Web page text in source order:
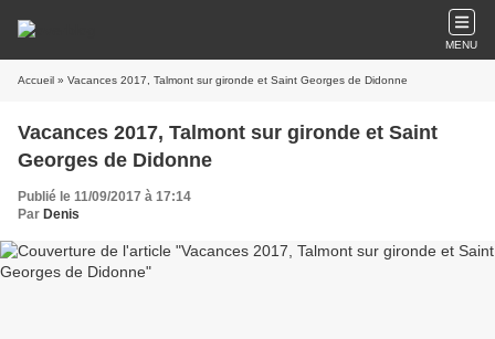
MENU
Accueil » Vacances 2017, Talmont sur gironde et Saint Georges de Didonne
Vacances 2017, Talmont sur gironde et Saint
Georges de Didonne
Publié le 11/09/2017 à 17:14
Par Denis